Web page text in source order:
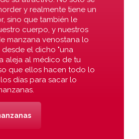
y realmente tiene un
sino que también le
cuerpo, y nuestros
manzana venostana lo
el dicho "una
aleja al médico de tu
que ellos hacen todo lo
días para sacar lo